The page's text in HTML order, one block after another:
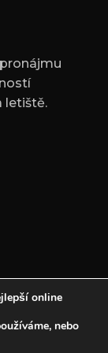
letiště.
online
nebo